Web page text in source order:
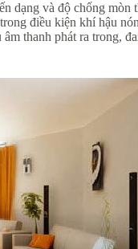
dạng và độ chống
điều kiện khí hậu
thanh phát ra trong,